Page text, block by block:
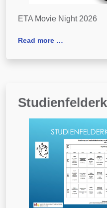
ETA Movie Night 2026
Read more …